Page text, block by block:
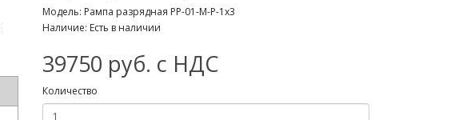
Модель: Рампа разрядная РР-01-М-Р-1х3
Наличие: Есть в наличии
39750 руб. с НДС
Количество